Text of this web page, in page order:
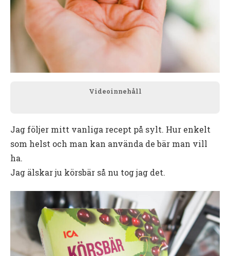
Videoinnehåll
Jag följer mitt vanliga recept på sylt. Hur enkelt
som helst och man kan använda de bär man vill
ha.
Jag älskar ju körsbär så nu tog jag det.